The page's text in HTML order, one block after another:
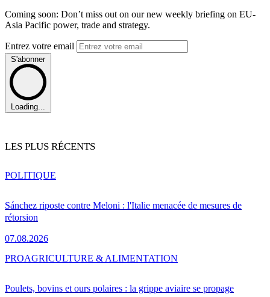
Coming soon: Don’t miss out on our new weekly briefing on EU-
Asia Pacific power, trade and strategy.
Entrez votre email
S'abonner
Loading...
LES PLUS RÉCENTS
Sánchez riposte contre Meloni : l'Italie menacée de mesures de
rétorsion
07.08.2026
POLITIQUE
Poulets, bovins et ours polaires : la grippe aviaire se propage
PROAGRICULTURE & ALIMENTATION